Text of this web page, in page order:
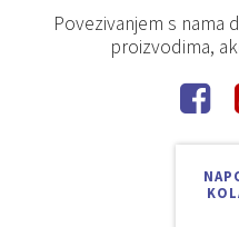
Povezivanjem s nama
proizvodima,